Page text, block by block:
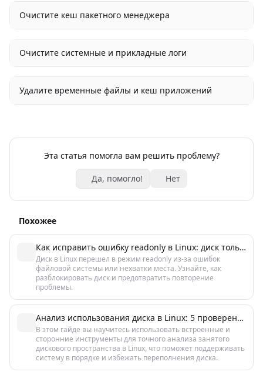
Очистите кеш пакетного менеджера
Очистите системные и прикладные логи
Удалите временные файлы и кеш приложений
Эта статья помогла вам решить проблему?
Да, помогло! Нет
Похожее
Как исправить ошибку readonly в Linux: диск только для чтения
Диск в Linux перешел в режим readonly из-за ошибок
файловой системы или нехватки места. Узнайте, как
разблокировать диск и предотвратить повторение
проблемы.
Анализ использования диска в Linux: 5 проверенных способов
В этом гайде вы научитесь использовать встроенные и
сторонние инструменты для точного анализа занятого
дискового пространства в Linux, что поможет поддерживать
систему в порядке и избежать переполнения диска.